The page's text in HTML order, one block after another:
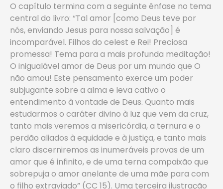
O capítulo termina com a seguinte ênfase no tema
central do livro: “Tal amor [como Deus teve por
nós, enviando Jesus para nossa salvação] é
incomparável. Filhos do celest e Rei! Preciosa
promessa! Tema para a mais profunda meditação!
O inigualável amor de Deus por um mundo que O
não amou! Este pensamento exerce um poder
subjugante sobre a alma e leva cativo o
entendimento à vontade de Deus. Quanto mais
estudarmos o caráter divino à luz que vem da cruz,
tanto mais veremos a misericórdia, a ternura e o
perdão aliados à equidade e à justiça, e tanto mais
claro discerniremos as inumeráveis provas de um
amor que é infinito, e de uma terna compaixão que
sobrepuja o amor anelante de uma mãe para com
o filho extraviado” (CC 15). Uma terceira ilustração